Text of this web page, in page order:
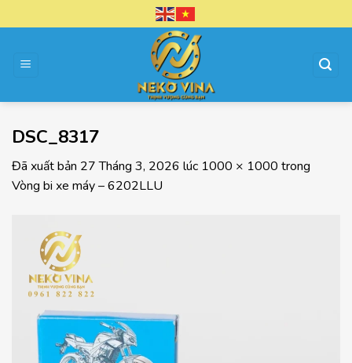
đến
dung
DSC_8317
Đã xuất bản 27 Tháng 3, 2026 lúc 1000 × 1000 trong
Vòng bi xe máy – 6202LLU